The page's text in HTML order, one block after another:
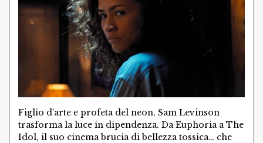
Figlio d’arte e profeta del neon, Sam Levinson
trasforma la luce in dipendenza. Da Euphoria a The
Idol, il suo cinema brucia di bellezza tossica… che